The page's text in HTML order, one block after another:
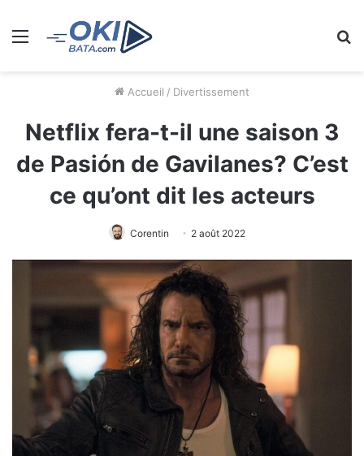
Menu
Accueil / Divertissement
Netflix fera-t-il une saison 3
de Pasión de Gavilanes? C’est
ce qu’ont dit les acteurs
Corentin 2 août 2022